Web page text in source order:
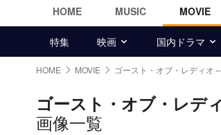
HOME MUSIC MOVIE
特集 映画 国内ドラマ
HOME MOVIE ゴースト・オブ・レディオ
ゴースト・オブ・レデ
画像一覧